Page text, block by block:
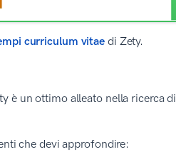
curriculum vitae di Zety.
è un ottimo alleato nella ricerca di
che devi approfondire: